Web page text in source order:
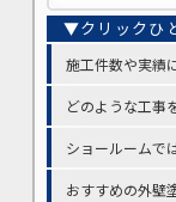
施工件数や実績
どのような工事
ショールームで
おすすめの外壁